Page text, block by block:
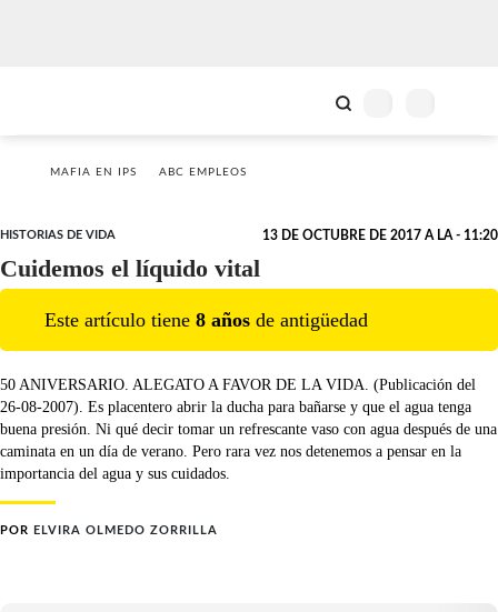
MAFIA EN IPS ABC EMPLEOS
HISTORIAS DE VIDA 13 DE OCTUBRE DE 2017 A LA - 11:20
Cuidemos el líquido vital
Este artículo tiene 8 años de antigüedad
50 ANIVERSARIO. ALEGATO A FAVOR DE LA VIDA. (Publicación del
26-08-2007). Es placentero abrir la ducha para bañarse y que el agua tenga
buena presión. Ni qué decir tomar un refrescante vaso con agua después de una
caminata en un día de verano. Pero rara vez nos detenemos a pensar en la
importancia del agua y sus cuidados.
POR ELVIRA OLMEDO ZORRILLA